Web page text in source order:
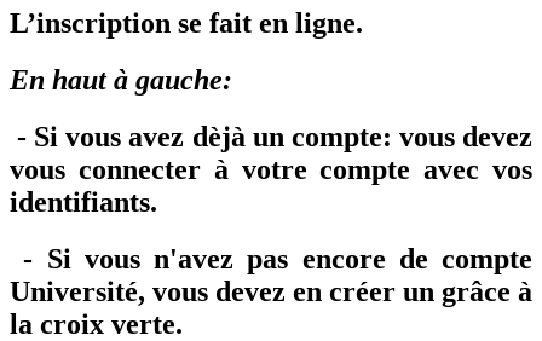
L’inscription se fait en ligne.
En haut à gauche:
- Si vous avez dèjà un compte: vous devez
vous connecter à votre compte avec vos
identifiants.
- Si vous n'avez pas encore de compte
Université, vous devez en créer un grâce à
la croix verte.